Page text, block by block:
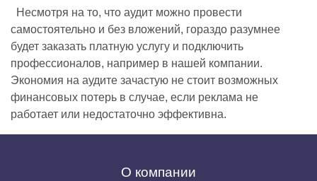
Несмотря на то, что аудит можно провести
самостоятельно и без вложений, гораздо разумнее
будет заказать платную услугу и подключить
профессионалов, например в нашей компании.
Экономия на аудите зачастую не стоит возможных
финансовых потерь в случае, если реклама не
работает или недостаточно эффективна.
О компании